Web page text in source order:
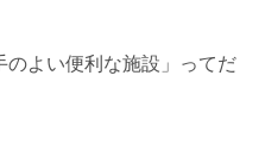
のよい便利な施設」ってだ